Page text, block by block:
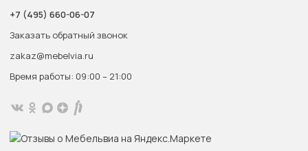
+7 (495) 660-06-07
Заказать обратный звонок
zakaz@mebelvia.ru
Время работы: 09:00 – 21:00